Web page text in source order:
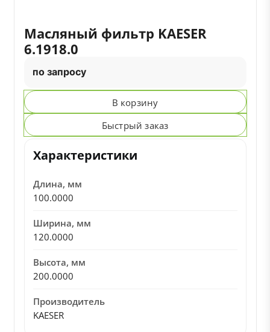
Масляный фильтр KAESER
6.1918.0
по запросу
В корзину
Быстрый заказ
Характеристики
Длина, мм
100.0000
Ширина, мм
120.0000
Высота, мм
200.0000
Производитель
KAESER